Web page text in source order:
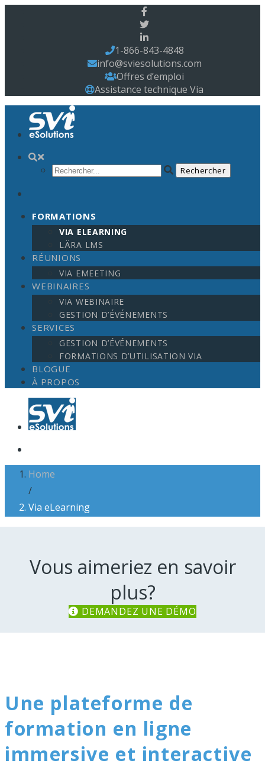
1-866-843-4848
info@sviesolutions.com
Offres d’emploi
Assistance technique Via
FORMATIONS
VIA ELEARNING
LÄRA LMS
RÉUNIONS
VIA EMEETING
WEBINAIRES
VIA WEBINAIRE
GESTION D’ÉVÉNEMENTS
SERVICES
GESTION D’ÉVÉNEMENTS
FORMATIONS D’UTILISATION VIA
BLOGUE
À PROPOS
Home
/
Via eLearning
Vous aimeriez en savoir
plus?
DEMANDEZ UNE DÉMO
Une plateforme de
formation en ligne
immersive et interactive